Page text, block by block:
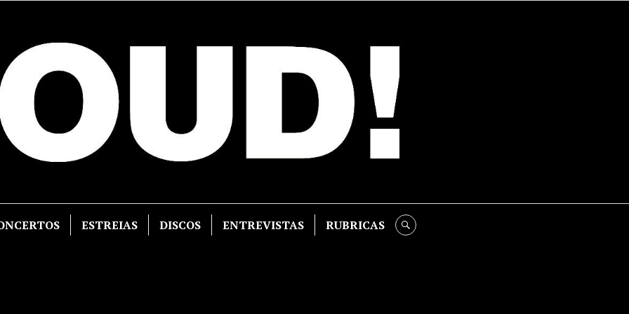
ESTREIAS DISCOS ENTREVISTAS RUBRICAS SEARCH